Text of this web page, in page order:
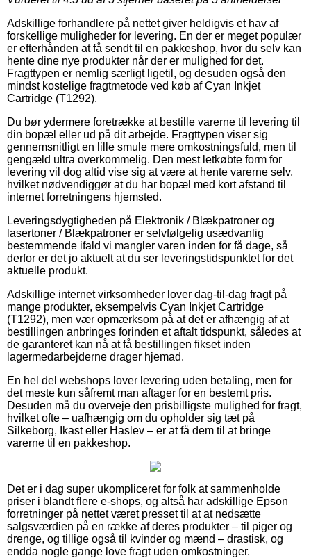
Adskillige forhandlere på nettet giver heldigvis et hav af
forskellige muligheder for levering. En der er meget populær
er efterhånden at få sendt til en pakkeshop, hvor du selv kan
hente dine nye produkter når der er mulighed for det.
Fragttypen er nemlig særligt ligetil, og desuden også den
mindst kostelige fragtmetode ved køb af Cyan Inkjet
Cartridge (T1292).
Du bør ydermere foretrække at bestille varerne til levering til
din bopæl eller ud på dit arbejde. Fragttypen viser sig
gennemsnitligt en lille smule mere omkostningsfuld, men til
gengæld ultra overkommelig. Den mest letkøbte form for
levering vil dog altid vise sig at være at hente varerne selv,
hvilket nødvendiggør at du har bopæl med kort afstand til
internet forretningens hjemsted.
Leveringsdygtigheden på Elektronik / Blækpatroner og
lasertoner / Blækpatroner er selvfølgelig usædvanlig
bestemmende ifald vi mangler varen inden for få dage, så
derfor er det jo aktuelt at du ser leveringstidspunktet for det
aktuelle produkt.
Adskillige internet virksomheder lover dag-til-dag fragt på
mange produkter, eksempelvis Cyan Inkjet Cartridge
(T1292), men vær opmærksom på at det er afhængig af at
bestillingen anbringes forinden et aftalt tidspunkt, således at
de garanteret kan nå at få bestillingen fikset inden
lagermedarbejderne drager hjemad.
En hel del webshops lover levering uden betaling, men for
det meste kun såfremt man aftager for en bestemt pris.
Desuden må du overveje den prisbilligste mulighed for fragt,
hvilket ofte – uafhængig om du opholder sig tæt på
Silkeborg, Ikast eller Haslev – er at få dem til at bringe
varerne til en pakkeshop.
Det er i dag super ukompliceret for folk at sammenholde
priser i blandt flere e-shops, og altså har adskillige Epson
forretninger på nettet været presset til at at nedsætte
salgsværdien på en række af deres produkter – til piger og
drenge, og tillige også til kvinder og mænd – drastisk, og
endda nogle gange love fragt uden omkostninger.